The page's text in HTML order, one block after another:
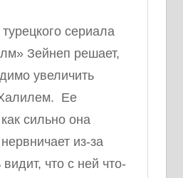
сериала
Зейнеп решает,
увеличить
Ее
сильно она
из-за
что с ней что-